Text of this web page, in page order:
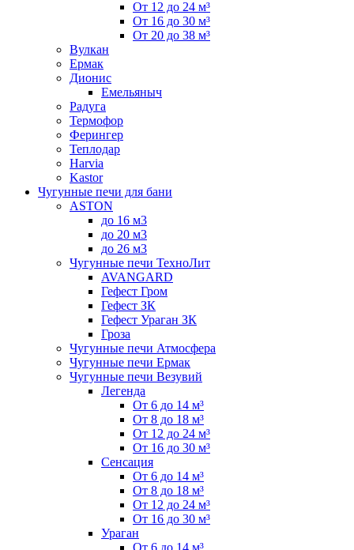
От 12 до 24 м³
От 16 до 30 м³
От 20 до 38 м³
Вулкан
Ермак
Дионис
Емельяныч
Радуга
Термофор
Ферингер
Теплодар
Harvia
Kastor
Чугунные печи для бани
ASTON
до 16 м3
до 20 м3
до 26 м3
Чугунные печи ТехноЛит
AVANGARD
Гефест Гром
Гефест ЗК
Гефест Ураган ЗК
Гроза
Чугунные печи Атмосфера
Чугунные печи Ермак
Чугунные печи Везувий
Легенда
От 6 до 14 м³
От 8 до 18 м³
От 12 до 24 м³
От 16 до 30 м³
Сенсация
От 6 до 14 м³
От 8 до 18 м³
От 12 до 24 м³
От 16 до 30 м³
Ураган
От 6 до 14 м³